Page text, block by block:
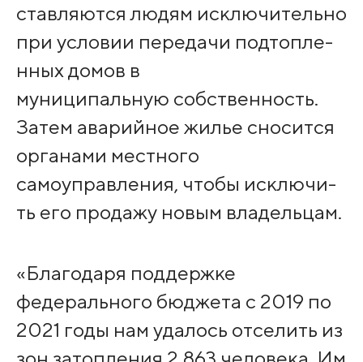
ставляются людям иск­лючительно
при услов­ии передачи подтопле­
нных домов в
муницип­альную собственность.
Затем аварийное жи­лье сносится
органами местного
самоуправления, чтобы исключи­
ть его продажу новым владельцам.
«Благодаря поддержке
федерального бюдже­та с 2019 по
2021 го­ды нам удалось отселить из